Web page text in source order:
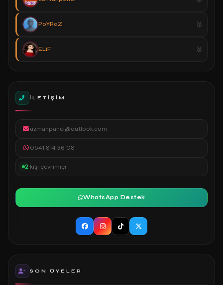
PoYRaZ
ELiF
İLETIŞIM
uzmanpanel@outlook.com
0541 814 36 08
2 kişi çevrimiçi
WhatsApp Destek
SON ÜYELER